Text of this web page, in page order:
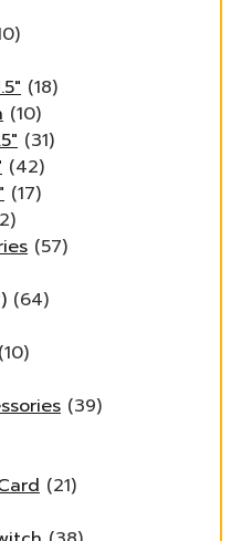
(18)
(10)
(31)
(42)
(17)
(57)
(64)
(10)
(39)
(21)